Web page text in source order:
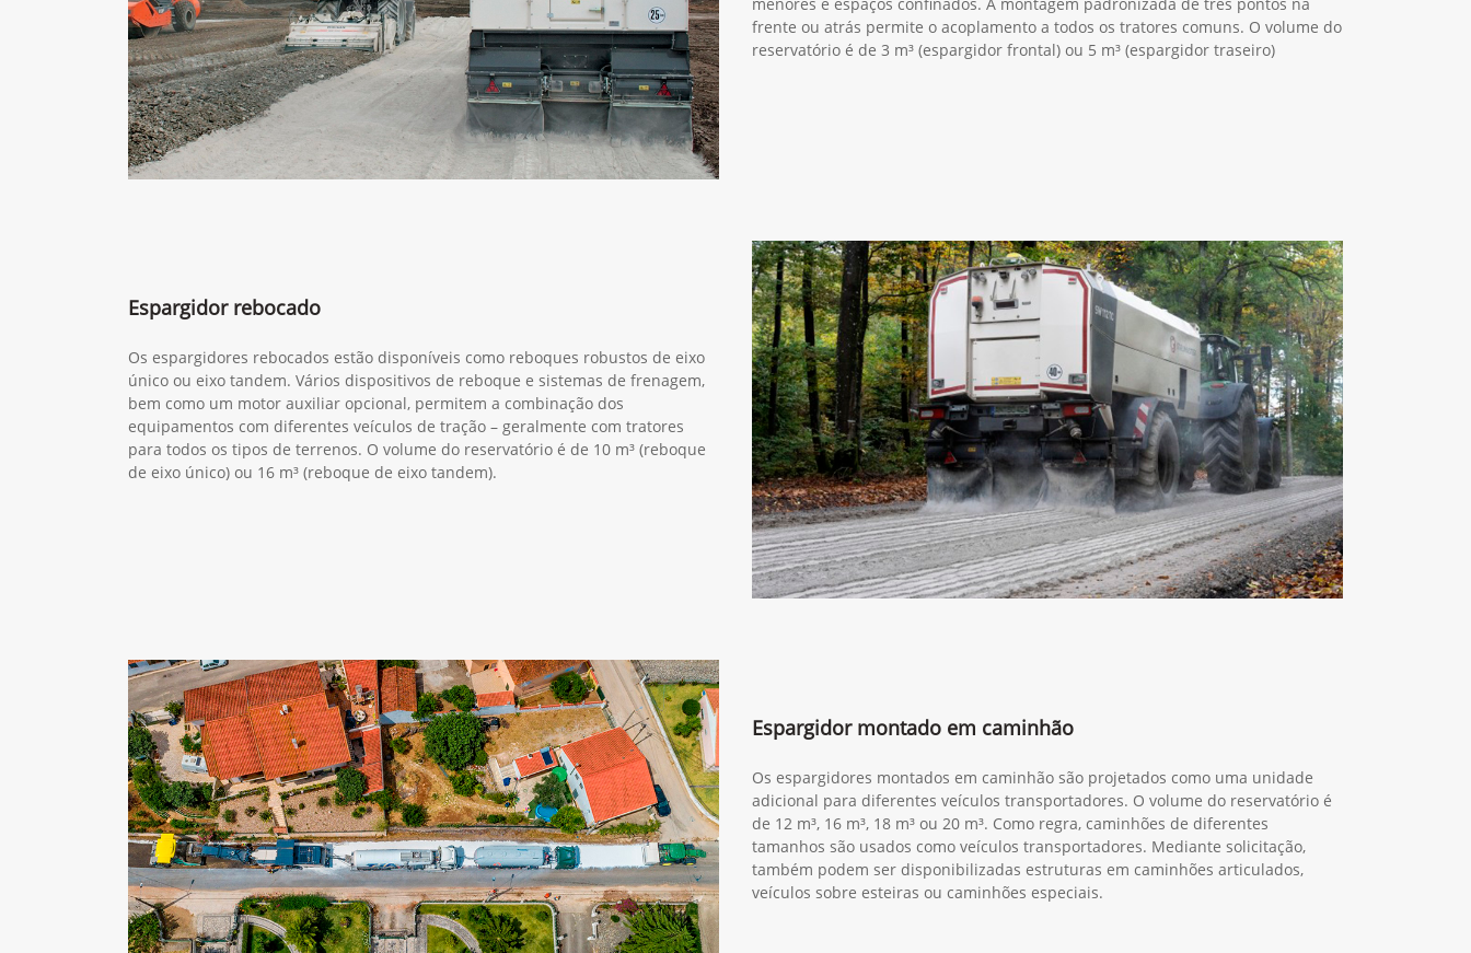
frente ou atrás permite o acoplamento a todos os tratores comuns. O volume do
reservatório é de 3 m³ (espargidor frontal) ou 5 m³ (espargidor traseiro)
Espargidor rebocado
Os espargidores rebocados estão disponíveis como reboques robustos de eixo
único ou eixo tandem. Vários dispositivos de reboque e sistemas de frenagem,
bem como um motor auxiliar opcional, permitem a combinação dos
equipamentos com diferentes veículos de tração – geralmente com tratores
para todos os tipos de terrenos. O volume do reservatório é de 10 m³ (reboque
de eixo único) ou 16 m³ (reboque de eixo tandem).
Espargidor montado em caminhão
Os espargidores montados em caminhão são projetados como uma unidade
adicional para diferentes veículos transportadores. O volume do reservatório é
de 12 m³, 16 m³, 18 m³ ou 20 m³. Como regra, caminhões de diferentes
tamanhos são usados como veículos transportadores. Mediante solicitação,
também podem ser disponibilizadas estruturas em caminhões articulados,
veículos sobre esteiras ou caminhões especiais.